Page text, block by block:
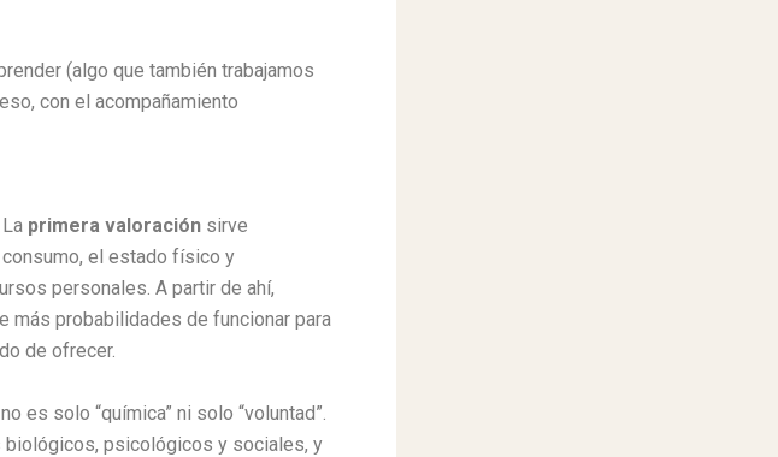
(algo que también trabajamos
con el acompañamiento
primera valoración sirve
el estado físico y
personales. A partir de ahí,
más probabilidades de funcionar para
de ofrecer.
es solo “química” ni solo “voluntad”.
biológicos, psicológicos y sociales, y